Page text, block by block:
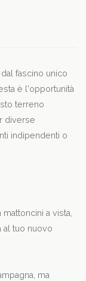
fascino unico
è l'opportunità
terreno
diverse
indipendenti o
a vista,
al tuo nuovo
ma